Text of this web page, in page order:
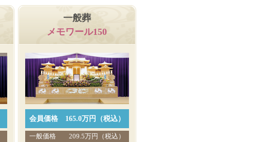
一般葬
メモワール150
会員価格 165.0万円（税込）
一般価格 209.5万円（税込）